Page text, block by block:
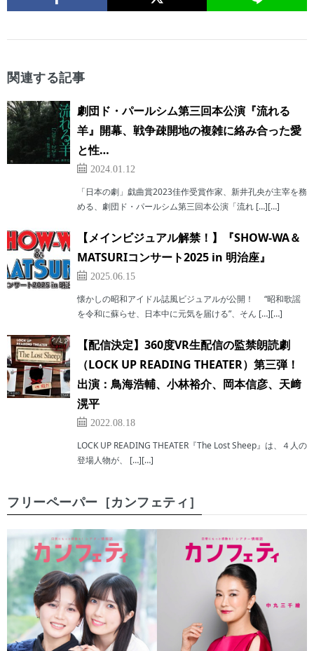
関連する記事
劇団ド・パールシム第三回本公演『流れる
羊』開幕、戦争疎開地の複雑に絡み合った愛
と性…
2024.01.12
「日本の劇」戯曲賞2023佳作受賞作家、新井孔央が主宰を務
める、劇団ド・パールシム第三回本公演「流れ […][…]
【メインビジュアル解禁！】『SHOW-WA＆
MATSURIコンサート2025 in 明治座』
2025.06.15
懐かしの昭和アイドル誌風ビジュアルが公開！ “昭和歌謡
を令和に蘇らせ、日本中に元気を届ける”、そん […][…]
【配信決定】360度VR生配信の監禁朗読劇
（LOCK UP READING THEATER）第三弾！
出演：鳥海浩輔、小林裕介、岡本信彦、天﨑
滉平
2022.08.18
LOCK UP READING THEATER『The Lost Sheep』は、４人の
登場人物が、 […][…]
フリーペーパー［カンフェティ］